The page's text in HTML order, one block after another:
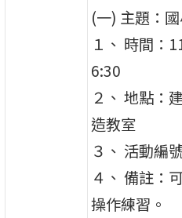
(一) 主題：
１、 時間：
6:30
２、 地點：
造教室
３、 活動編
４、 備註：
操作練習。